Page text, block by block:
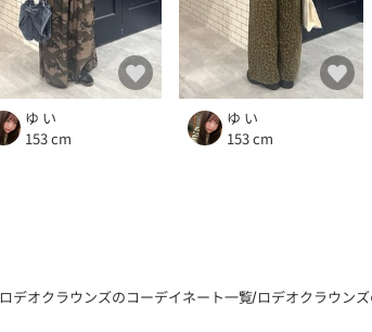
ゆ い
153 cm
ゆ い
153 cm
ロデオクラウンズのコーデイネート一覧ロデオクラウン